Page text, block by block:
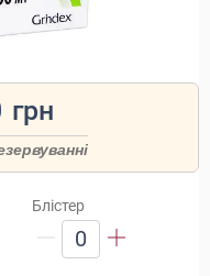
грн
Блістер
0